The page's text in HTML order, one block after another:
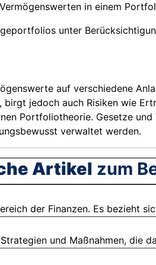
in einem
unter
auf verschiedene
, birgt jedoch auch Risiken wie
Portfoliotheorie. Gesetze
verwaltet werden.
Artikel zum
der Finanzen. Es bezieht
und Maßnahmen, die